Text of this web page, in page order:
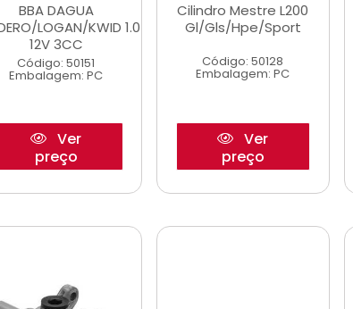
BBA DAGUA
LOGAN/KWID 1.0
12V 3CC
Código: 50151
Embalagem: PC
Ver
preço
Cilindro Mestre L200
Gl/Gls/Hpe/Sport
Código: 50128
Embalagem: PC
Ver
preço